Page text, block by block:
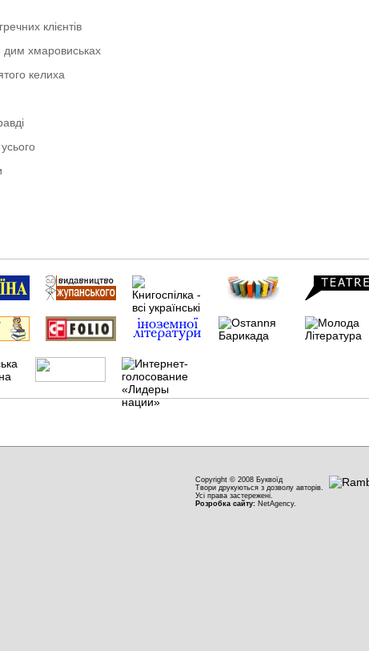
клієнтів
дим хмаровиськах
келиха
Copyright © 2008 Буквоїд
Твори друкуються з дозволу авторів.
Усі права застережені.
Розробка сайту: NetAgency.